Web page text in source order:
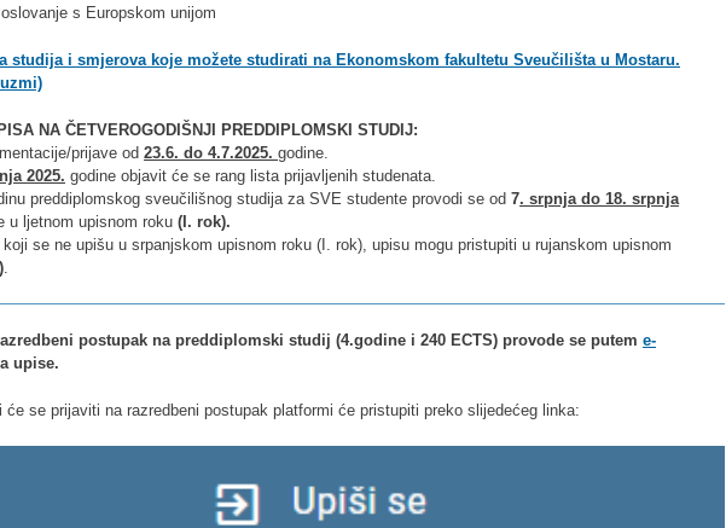
s Europskom unijom
studija i smjerova koje možete studirati na Ekonomskom fakultetu Sveučilišta u Mostaru.
NA ČETVEROGODIŠNJI PREDDIPLOMSKI STUDIJ:
prijave od 23.6. do 4.7.2025. godine.
2025. godine objavit će se rang lista prijavljenih studenata.
preddiplomskog sveučilišnog studija za SVE studente provodi se od 7. srpnja do 18. srpnja
u ljetnom upisnom roku (I. rok).
se ne upišu u srpanjskom upisnom roku (I. rok), upisu mogu pristupiti u rujanskom upisnom
.
postupak na preddiplomski studij (4.godine i 240 ECTS) provode se putem e-
upise.
će se prijaviti na razredbeni postupak platformi će pristupiti preko slijedećeg linka: